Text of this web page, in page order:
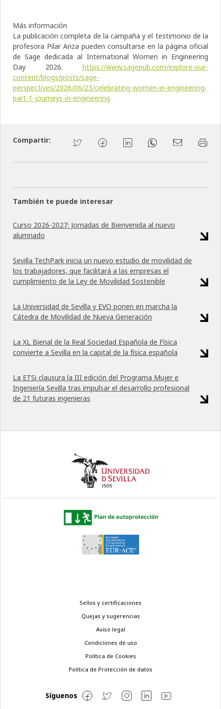
Más información
La publicación completa de la campaña y el testimonio de la
profesora Pilar Ariza pueden consultarse en la página oficial
de Sage dedicada al International Women in Engineering
Day 2026. https://www.sagepub.com/explore-our-
content/blogs/posts/sage-
perspectives/2026/06/23/celebrating-women-in-engineering-
part-1-journeys-in-engineering
Compartir:
También te puede interesar
Curso 2026-2027: Jornadas de Bienvenida al nuevo
alumnado
Sevilla TechPark inicia un nuevo estudio de movilidad de
los trabajadores, que facilitará a las empresas el
cumplimiento de la Ley de Movilidad Sostenible
La Universidad de Sevilla y EVO ponen en marcha la
Cátedra de Movilidad de Nueva Generación
La XL Bienal de la Real Sociedad Española de Física
convierte a Sevilla en la capital de la física española
La ETSi clausura la III edición del Programa Mujer e
Ingeniería Sevilla tras impulsar el desarrollo profesional
de 21 futuras ingenieras
Sellos y certificaciones
Quejas y sugerencias
Aviso legal
Condiciones de uso
Política de Cookies
Política de Protección de datos
Síguenos